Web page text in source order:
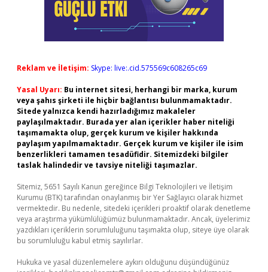
Reklam ve İletişim: Skype: live:.cid.575569c608265c69
Yasal Uyarı: Bu internet sitesi, herhangi bir marka, kurum
veya şahıs şirketi ile hiçbir bağlantısı bulunmamaktadır.
Sitede yalnızca kendi hazırladığımız makaleler
paylaşılmaktadır. Burada yer alan içerikler haber niteliği
taşımamakta olup, gerçek kurum ve kişiler hakkında
paylaşım yapılmamaktadır. Gerçek kurum ve kişiler ile isim
benzerlikleri tamamen tesadüfidir. Sitemizdeki bilgiler
taslak halindedir ve tavsiye niteliği taşımazlar.
Sitemiz, 5651 Sayılı Kanun gereğince Bilgi Teknolojileri ve İletişim
Kurumu (BTK) tarafından onaylanmış bir Yer Sağlayıcı olarak hizmet
vermektedir. Bu nedenle, sitedeki içerikleri proaktif olarak denetleme
veya araştırma yükümlülüğümüz bulunmamaktadır. Ancak, üyelerimiz
yazdıkları içeriklerin sorumluluğunu taşımakta olup, siteye üye olarak
bu sorumluluğu kabul etmiş sayılırlar.
Hukuka ve yasal düzenlemelere aykırı olduğunu düşündüğünüz